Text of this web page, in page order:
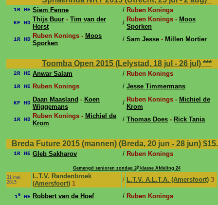
1R HE Siem Fenne / Ruben Konings
KF HD Thijs Buur - Tim van der
Horst
/ Ruben Konings - Moos
Sporken
1R HD Ruben Konings - Moos
Sporken
/ Sam Jesse - Millen Mortier
Toomba Open 2015 (Lelystad, 18 jul - 26 jul) ***
2R HE Anwar Salam / Ruben Konings
1R HE Ruben Konings / Jesse Timmermans
KF HD Daan Maasland - Koen
Wiggemans
/ Ruben Konings - Michiel de
Krom
1R HD Ruben Konings - Michiel de
Krom
/ Thomas Does - Rick Tania
Breda Future 2015 (mannen) (Breda, 20 jun - 28 jun)
1R HE Gleb Sakharov / Ruben Konings
Gemengd senioren zondag 2eklasse Afdeling 24
31 mei
2015
L.T.V. Randenbroek
(Amersfoort) 1
/ L.T.V. A.L.T.A. (Amersfoort) 3
1e HE Robbert van de Hoef / Ruben Konings